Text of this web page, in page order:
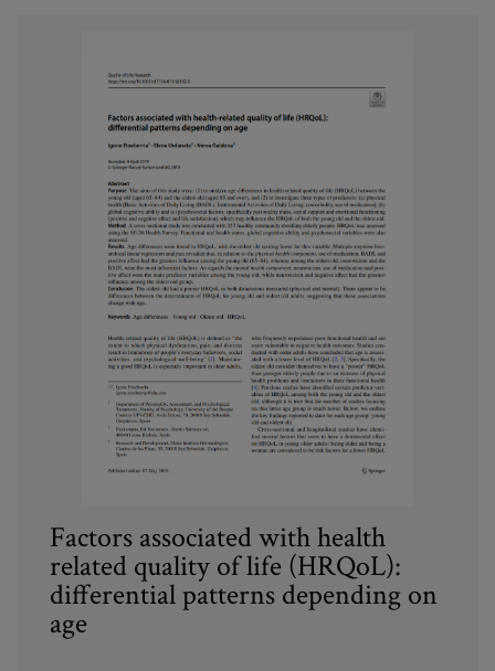
Factors associated with health
related quality of life (HRQoL):
differential patterns depending on
age